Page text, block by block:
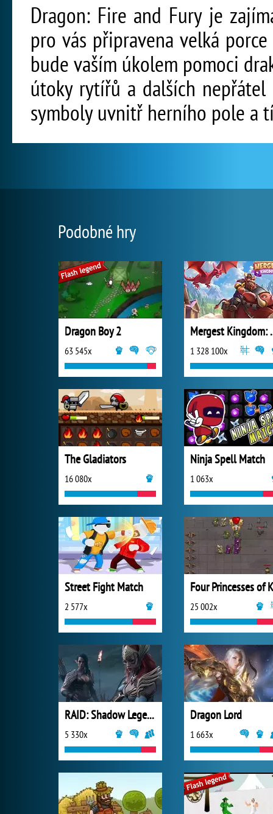
Dragon: Fire and Fury je
pro vás připravena velká
bude vaším úkolem pomoci
útoky rytířů a dalších
symboly uvnitř herního pole a
Podobné hry
Dragon Boy 2
63 545x 1 328 100x
The Gladiators
16 080x
Ninja Spell Match
1 063x
Street Fight Match
2 577x 25 002x
RAID: Shadow Legends
5 330x
Dragon Lord
1 663x